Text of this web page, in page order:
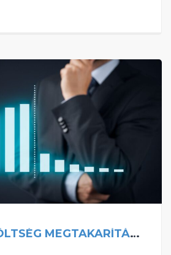
25%-OS IT-KÖLTSÉG MEGTAKARÍTÁS A SALESFORCE-AL